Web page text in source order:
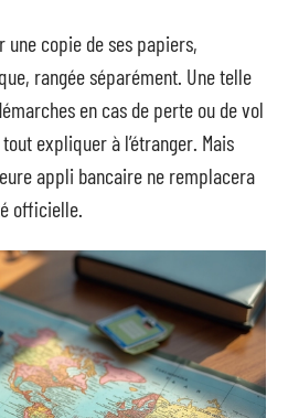
une copie de ses papiers,
rangée séparément. Une telle
en cas de perte ou de vol
expliquer à l’étranger. Mais
appli bancaire ne remplacera
officielle.